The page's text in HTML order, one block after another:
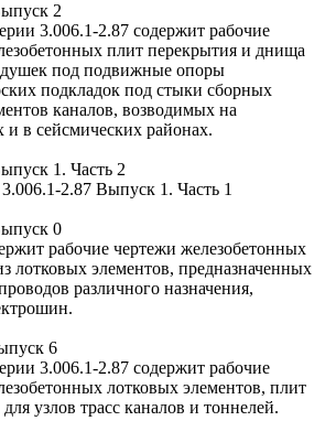
2
3.006.1-2.87 содержит рабочие
плит перекрытия и днища
под подвижные опоры
подкладок под стыки сборных
каналов, возводимых на
и в сейсмических районах.
1. Часть 2
2.87 Выпуск 1. Часть 1
0
рабочие чертежи железобетонных
лотковых элементов, предназначенных
различного назначения,
6
3.006.1-2.87 содержит рабочие
лотковых элементов, плит
узлов трасс каналов и тоннелей.